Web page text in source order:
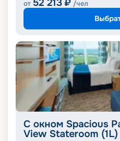
от 52 213 ₽ /чел
С окном Spacious
View Stateroom (1L)